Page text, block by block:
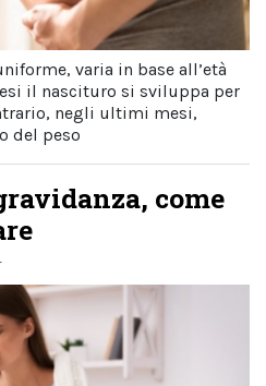
varia in base all’età
il nascituro si sviluppa per
negli ultimi mesi,
del peso
come